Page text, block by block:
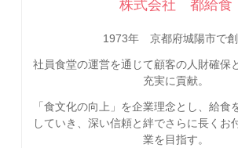
株式会社 都給食
1973年 京都府城陽市で
社員食堂の運営を通じて顧客の人財確保
充実に貢献。
「食文化の向上」を企業理念とし、給食
していき、深い信頼と絆でさらに長くお
業を目指す。